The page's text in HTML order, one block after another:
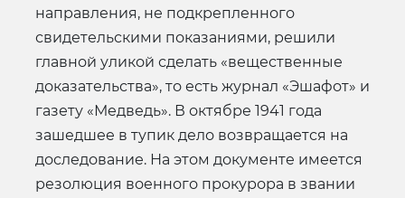
направления, не подкрепленного
свидетельскими показаниями, решили
главной уликой сделать «вещественные
доказательства», то есть журнал «Эшафот» и
газету «Медведь». В октябре 1941 года
зашедшее в тупик дело возвращается на
доследование. На этом документе имеется
резолюция военного прокурора в звании